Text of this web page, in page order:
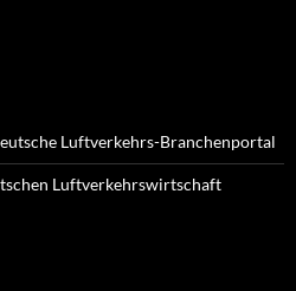
Luftverkehrs-Branchenportal
Luftverkehrswirtschaft